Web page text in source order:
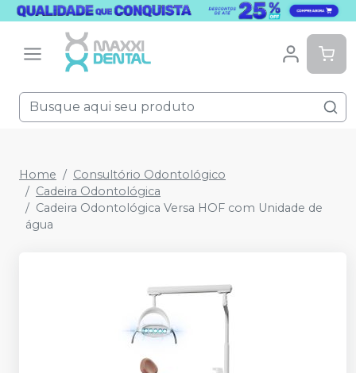
Home
Consultório Odontológico
Cadeira Odontológica
Cadeira Odontológica Versa HOF com Unidade de
água